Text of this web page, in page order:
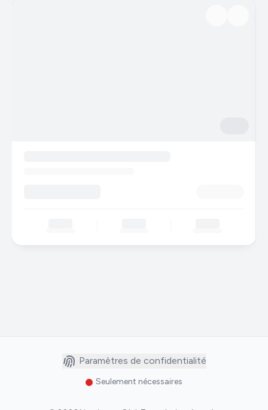
Paramètres de confidentialité
Seulement nécessaires